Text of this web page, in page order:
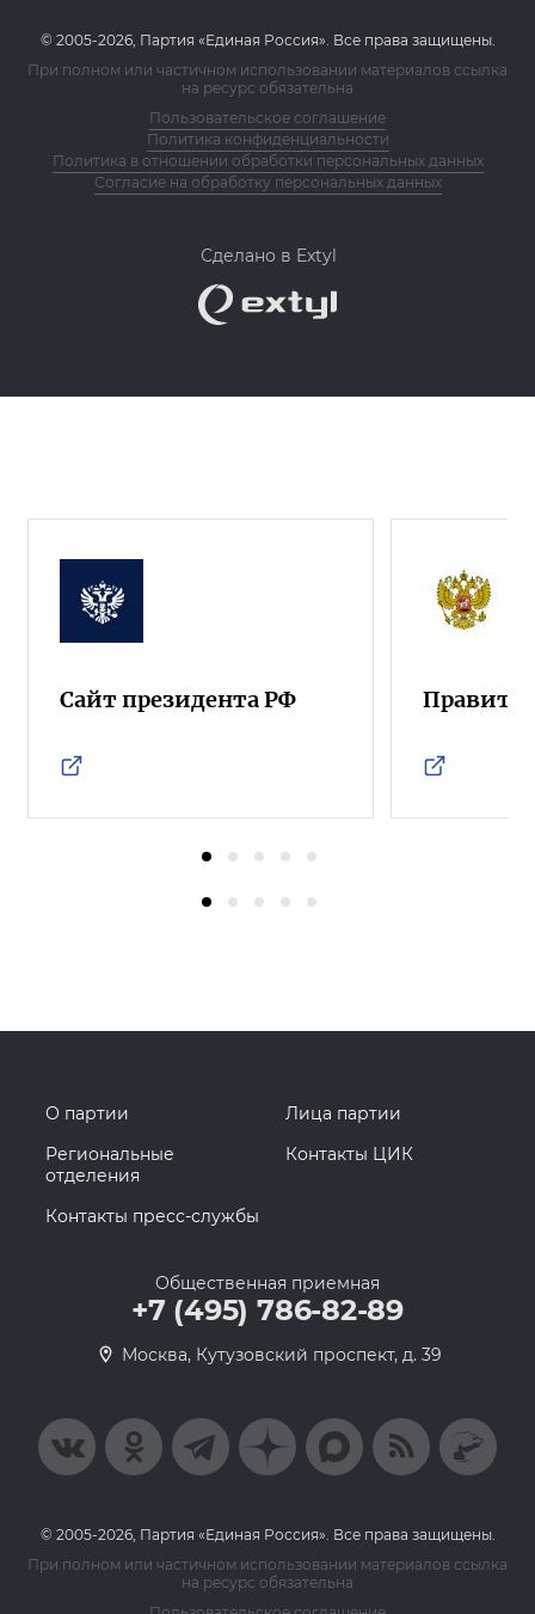
© 2005-2026, Партия «Единая Россия». Все права защищены.
При полном или частичном использовании материалов ссылка
на ресурс обязательна
Пользовательское соглашение
Политика конфиденциальности
Политика в отношении обработки персональных данных
Согласие на обработку персональных данных
Сделано в Extyl
Сайт президента РФ
О партии
Лица партии
Региональные
отделения
Контакты ЦИК
Контакты пресс-службы
Общественная приемная
+7 (495) 786-82-89
Москва, Кутузовский проспект, д. 39
© 2005-2026, Партия «Единая Россия». Все права защищены.
При полном или частичном использовании материалов ссылка
на ресурс обязательна